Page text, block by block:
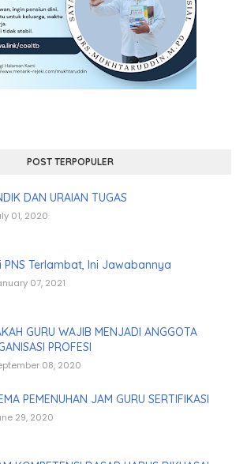
POST TERPOPULER
DAN URAIAN TUGAS
01, 2020
PNS Terlambat, Ini Jawabannya
07, 2021
GURU WAJIB MENJADI ANGGOTA
PROFESI
08, 2020
PEMENUHAN JAM GURU SERTIFIKASI
29, 2020